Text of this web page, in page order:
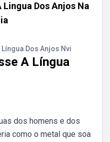
Lingua Dos Anjos Na
Dos Anjos Nvi
A Língua
dos homens e dos
como o metal que soa